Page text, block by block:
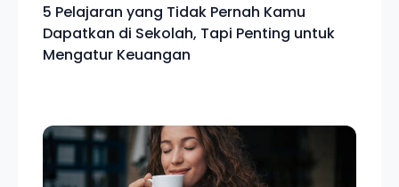
5 Pelajaran yang Tidak Pernah Kamu
Dapatkan di Sekolah, Tapi Penting untuk
Mengatur Keuangan